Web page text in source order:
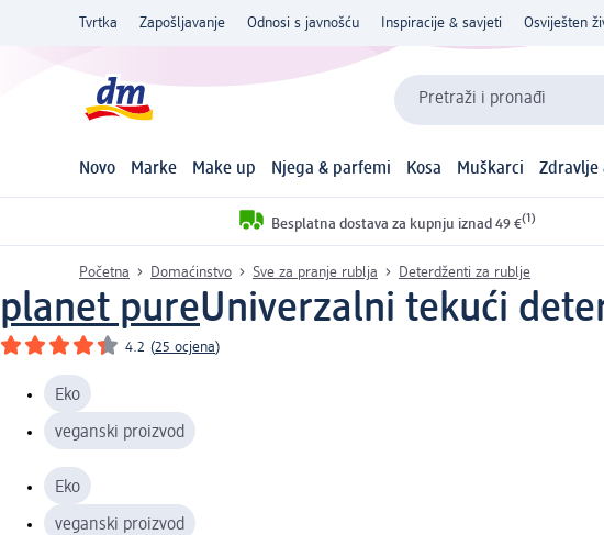
Tvrtka Zapošljavanje Odnosi s javnošću Inspiracije & savjeti Osviješten
Pretraži i pronađi
Novo Marke Make up Njega & parfemi Kosa Muškarci Zdravlje
Besplatna dostava za kupnju iznad 49 €(1)
Početna Domaćinstvo Sve za pranje rublja Deterdženti za rublje
planet pureUniverzalni tekući
4.2 (25 ocjena)
Eko
veganski proizvod
Eko
veganski proizvod